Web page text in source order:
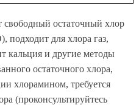
свободный остаточный хлор
подходит для хлора газ,
кальция и другие методы
остаточного хлора,
хлорамином, требуется
(проконсультируйтесь